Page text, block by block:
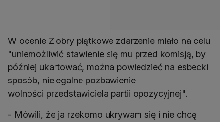
W ocenie Ziobry piątkowe zdarzenie miało na celu
"uniemożliwić stawienie się mu przed komisją, by
później ukartować, można powiedzieć na esbecki
sposób, nielegalne pozbawienie
wolności przedstawiciela partii opozycyjnej".
- Mówili, że ja rzekomo ukrywam się i nie chcę